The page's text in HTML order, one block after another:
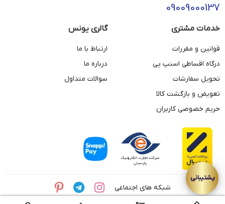
09009000137
خدمات مشتری
قوانین و مقررات
درگاه اقساطی اسنپ پی
تحویل سفارشات
تعویض و بازگشت کالا
حریم خصوصی کاربران
گالری یونس
ارتباط با ما
درباره ما
سوالات متداول
شبکه های اجتماعی